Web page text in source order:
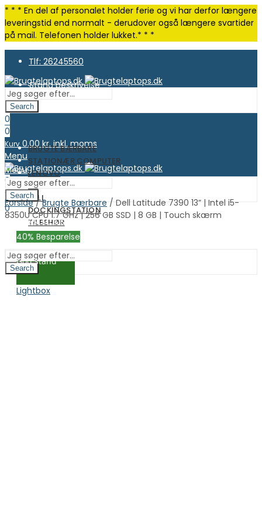
* * * En del af personalet holder ferie og vi har derfor længere
leveringstid end normalt - derudover også længere svartider
på mail. Telefonen holder lukket.* * *
Tlf: 26245560
Stand beskrivelse
Search
0
0
Kurv 0.00kr. inkl. moms
Menu
0
0
Kurv 0.00kr. inkl. moms
BRUGTE BÆRBARE
STATIONÆR COMPUTER
LENOVO
HP
DELL
DOCKINGSTATION
TILBEHØR
OUTLET
Search
Menu
Search
0
Kurv 0.00kr. inkl. moms
Forside/Brugte Bærbare / Dell Latitude 7390 13” | Intel i5-
8350U CPU 1.7 GHz | 256 GB SSD | 8 GB | Touch skærm
40% Besparelse
God stand
Lightbox